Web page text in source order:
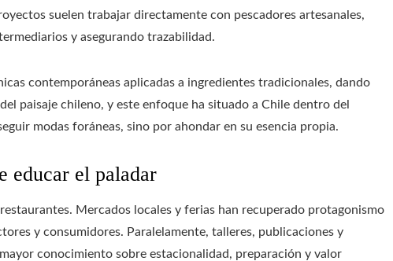
suelen trabajar directamente con pescadores artesanales,
y asegurando trazabilidad.
contemporáneas aplicadas a ingredientes tradicionales, dando
paisaje chileno, y este enfoque ha situado a Chile dentro del
modas foráneas, sino por ahondar en su esencia propia.
educar el paladar
Mercados locales y ferias han recuperado protagonismo
y consumidores. Paralelamente, talleres, publicaciones y
conocimiento sobre estacionalidad, preparación y valor